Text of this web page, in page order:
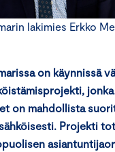
lakimies Erkko
on käynnissä
on mahdollista
Projekti